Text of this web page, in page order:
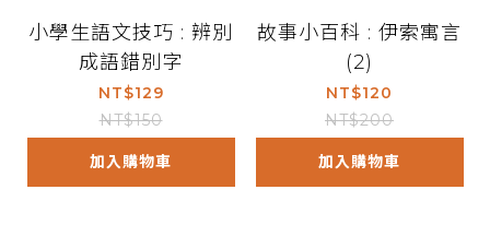
小學生語文技巧 : 辨別
成語錯別字
NT$129
NT$150
加入購物車
故事小百科 : 伊索寓言
(2)
NT$120
NT$200
加入購物車